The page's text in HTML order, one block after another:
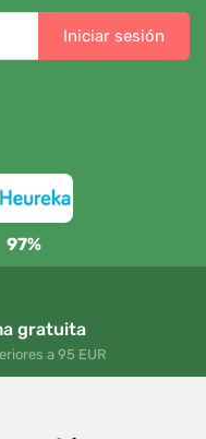
Iniciar sesión
97%
gratuita
a 95 EUR
en cualquier momento